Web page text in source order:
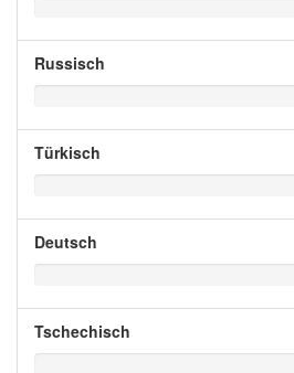
Russisch
Türkisch
Deutsch
Tschechisch